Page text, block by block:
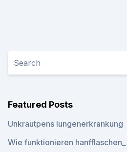
Featured Posts
Unkrautpens lungenerkrankung
Wie funktionieren hanfflaschen_